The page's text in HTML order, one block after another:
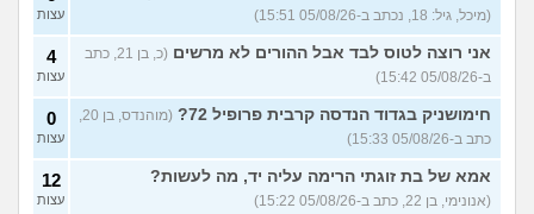
(מיכל, גיל: 18, נכתב ב-05/08/26 15:51) עצות
אני רוצה לטוס לבד אבל ההורים לא מרשים
(כ, בן 21, כתב
ב-05/08/26 15:42)
4
עצות
חימושניק בגדוד הנדסה קרבית פרופיל 72?
(מוהנדס, בן 20,
כתב ב-05/08/26 15:33)
0
עצות
אמא של בת זוגתי הרימה עליה יד, מה לעשות?
(אנונימי, בן 22, כתב ב-05/08/26 15:22)
12
עצות